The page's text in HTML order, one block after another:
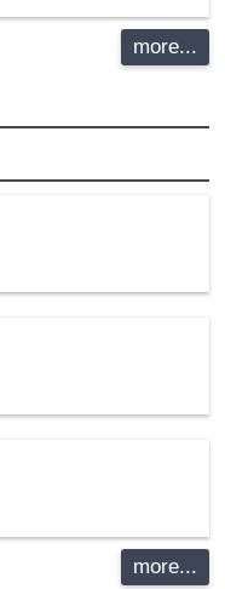
more...
more...